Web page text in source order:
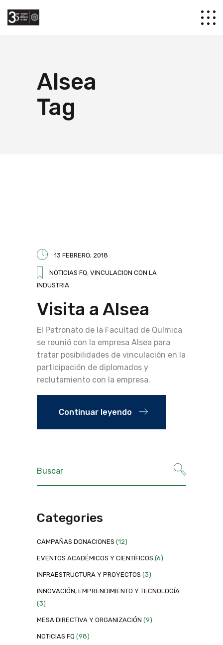
Alsea
Tag
13 FEBRERO, 2018
NOTICIAS FQ, VINCULACION CON LA
INDUSTRIA
Visita a Alsea
El Patronato de la Facultad de Química
se reunió con la empresa Alsea para
tratar posibilidades de vinculación en la
participación de diplomados y
reclutamiento con la empresa.
Continuar leyendo
Categories
CAMPAÑAS DONACIONES (12)
EVENTOS ACADÉMICOS Y CIENTÍFICOS (6)
INFRAESTRUCTURA Y PROYECTOS (3)
INNOVACIÓN, EMPRENDIMIENTO Y TECNOLOGÍA
(3)
MESA DIRECTIVA Y ORGANIZACIÓN (9)
NOTICIAS FQ (98)